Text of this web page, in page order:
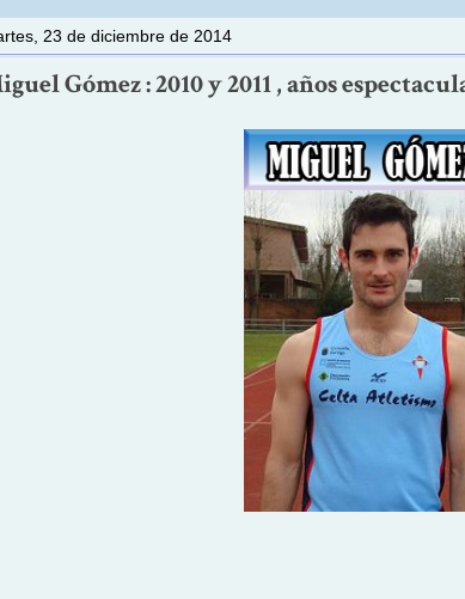
23 de diciembre de 2014
Gómez : 2010 y 2011 , años